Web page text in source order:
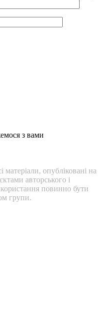
з вами
матеріали, опубліковані на
авторського і
повинно бути
групи.